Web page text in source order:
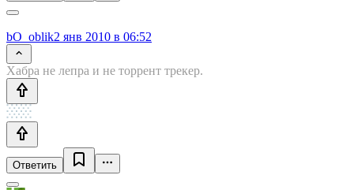
bO_oblik2 янв 2010 в 06:52
Хабра не лепра и не торрент трекер.
Ответить